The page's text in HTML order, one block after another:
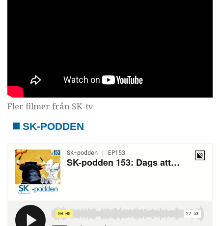
Fler filmer från SK-tv
SK-PODDEN